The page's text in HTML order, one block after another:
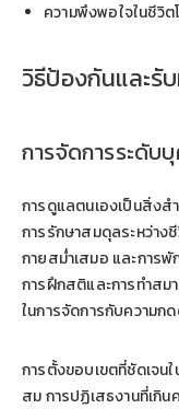
ความพึงพอใจในชีวิ
วิธีป้องกันและรั
การจัดการระดับ
การดูแลตนเองเป็นสิ่งส
การรักษาสมดุลระหว่าง
กายสม่ำเสมอ และการ
การฝึกสติและการทำสม
ในการจัดการกับความก
การตั้งขอบเขตที่ชัดเจนใ
สม การปฏิเสธงานที่เกิน